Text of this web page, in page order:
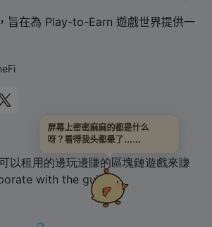
旨在為 Play-to-Earn 遊戲世界提供一
以租用的邊玩邊賺的區塊鏈遊戲來賺
with the guild.
屏幕上密密麻麻的都是什么
呀？看得我头都晕了……